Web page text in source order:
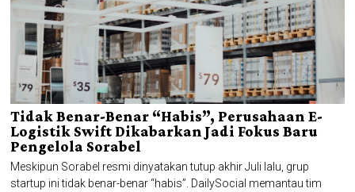
Tidak Benar-Benar “Habis”, Perusahaan E-
Logistik Swift Dikabarkan Jadi Fokus Baru
Pengelola Sorabel
Meskipun Sorabel resmi dinyatakan tutup akhir Juli lalu, grup
startup ini tidak benar-benar “habis”. DailySocial memantau tim